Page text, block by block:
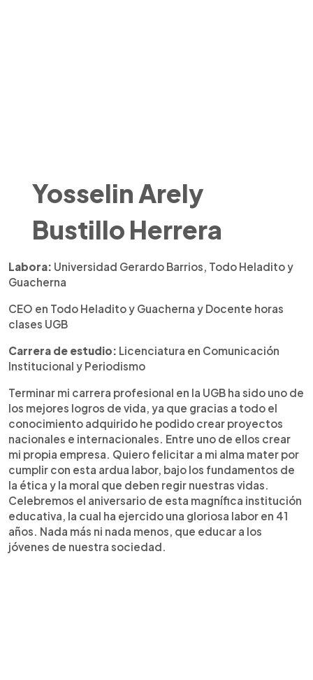
Yosselin Arely
Bustillo Herrera
Labora: Universidad Gerardo Barrios, Todo Heladito y
Guacherna
CEO en Todo Heladito y Guacherna y Docente horas
clases UGB
Carrera de estudio: Licenciatura en Comunicación
Institucional y Periodismo
Terminar mi carrera profesional en la UGB ha sido uno de
los mejores logros de vida, ya que gracias a todo el
conocimiento adquirido he podido crear proyectos
nacionales e internacionales. Entre uno de ellos crear
mi propia empresa. Quiero felicitar a mi alma mater por
cumplir con esta ardua labor, bajo los fundamentos de
la ética y la moral que deben regir nuestras vidas.
Celebremos el aniversario de esta magnífica institución
educativa, la cual ha ejercido una gloriosa labor en 41
años. Nada más ni nada menos, que educar a los
jóvenes de nuestra sociedad.